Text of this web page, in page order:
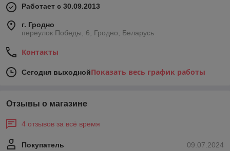
Работает с 30.09.2013
г. Гродно
переулок Победы, 6, Гродно, Беларусь
Контакты
Сегодня выходнойПоказать весь график работы
Отзывы о магазине
4 отзывов за всё время
09.07.2024
Покупатель